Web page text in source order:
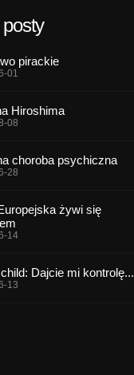
pirackie
01
Hiroshima
08
choroba psychiczna
28
żywi się
14
Dajcie mi kontrolę...
13